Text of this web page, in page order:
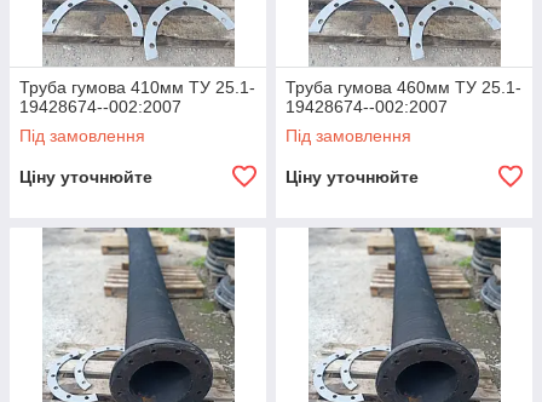
Труба гумова 410мм ТУ 25.1-
19428674--002:2007
Під замовлення
Ціну уточнюйте
Труба гумова 460мм ТУ 25.1-
19428674--002:2007
Під замовлення
Ціну уточнюйте